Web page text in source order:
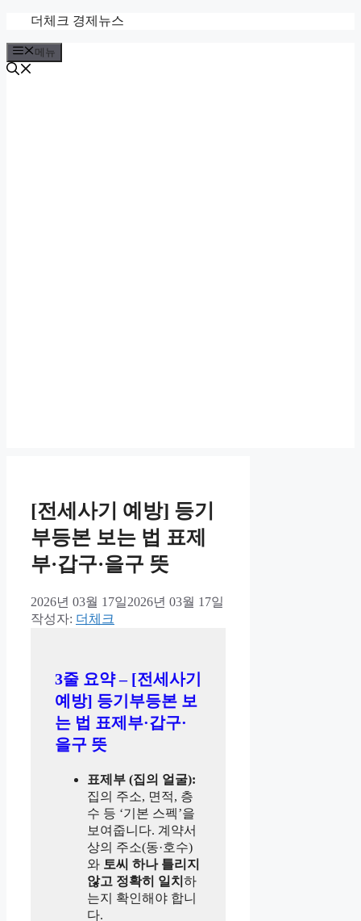
츠
로
더체크 경제뉴스
메뉴
[전세사기 예방] 등기
부등본 보는 법 표제
부·갑구·을구 뜻
2026년 03월 17일2026년 03월 17일
작성자: 더체크
3줄 요약 – [전세사기
예방] 등기부등본 보
는 법 표제부·갑구·
을구 뜻
표제부 (집의 얼굴):
집의 주소, 면적, 층
수 등 ‘기본 스펙’을
보여줍니다. 계약서
상의 주소(동·호수)
와 토씨 하나 틀리지
않고 정확히 일치 하
는지 확인해야 합니
다.